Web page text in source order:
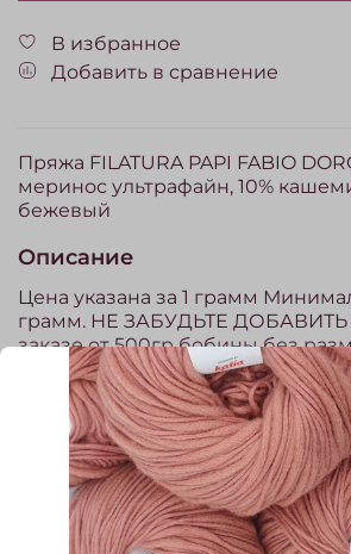
В избранное
Добавить в сравнение
Пряжа FILATURA PAPI FABIO
меринос ультрафайн, 10%
бежевый
Описание
Цена указана за 1 грамм
грамм. НЕ ЗАБУДЬТЕ
заказе от 500гр бобины без
Скидка рассчитывается
корзине. Пряжа, проданная на
законодательству РФ обмену и
подлежит.
Показать полностью
Характеристики
Система прядения
кардная